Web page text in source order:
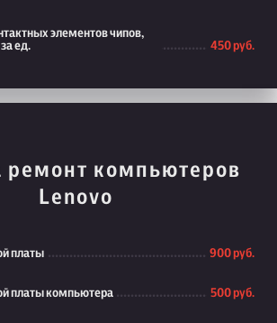
элементов чипов,
ед.
450 руб.
ремонт компьютеров
Lenovo
платы 900 руб.
платы компьютера 500 руб.